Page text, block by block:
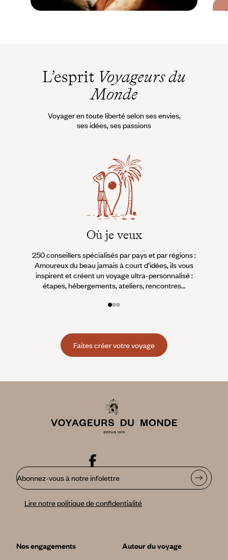
L’esprit Voyageurs du
Monde
Voyager en toute liberté selon ses envies,
ses idées, ses passions
Où je veux
250 conseillers spécialisés par pays et par régions :
Amoureux du beau jamais à court d’idées, ils vous
inspirent et créent un voyage ultra-personnalisé :
étapes, hébergements, ateliers, rencontres…
Faites créer votre voyage
Abonnez-vous à notre infolettre
Lire notre politique de confidentialité
Nos engagements
Autour du voyage